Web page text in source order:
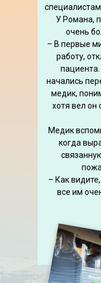
У Романа,
очень
– В первые
работу,
начались
медик,
хотя вел он
Медик
когда
– Как
все им